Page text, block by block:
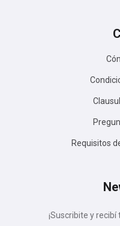
Requisitos
¡Suscribite y